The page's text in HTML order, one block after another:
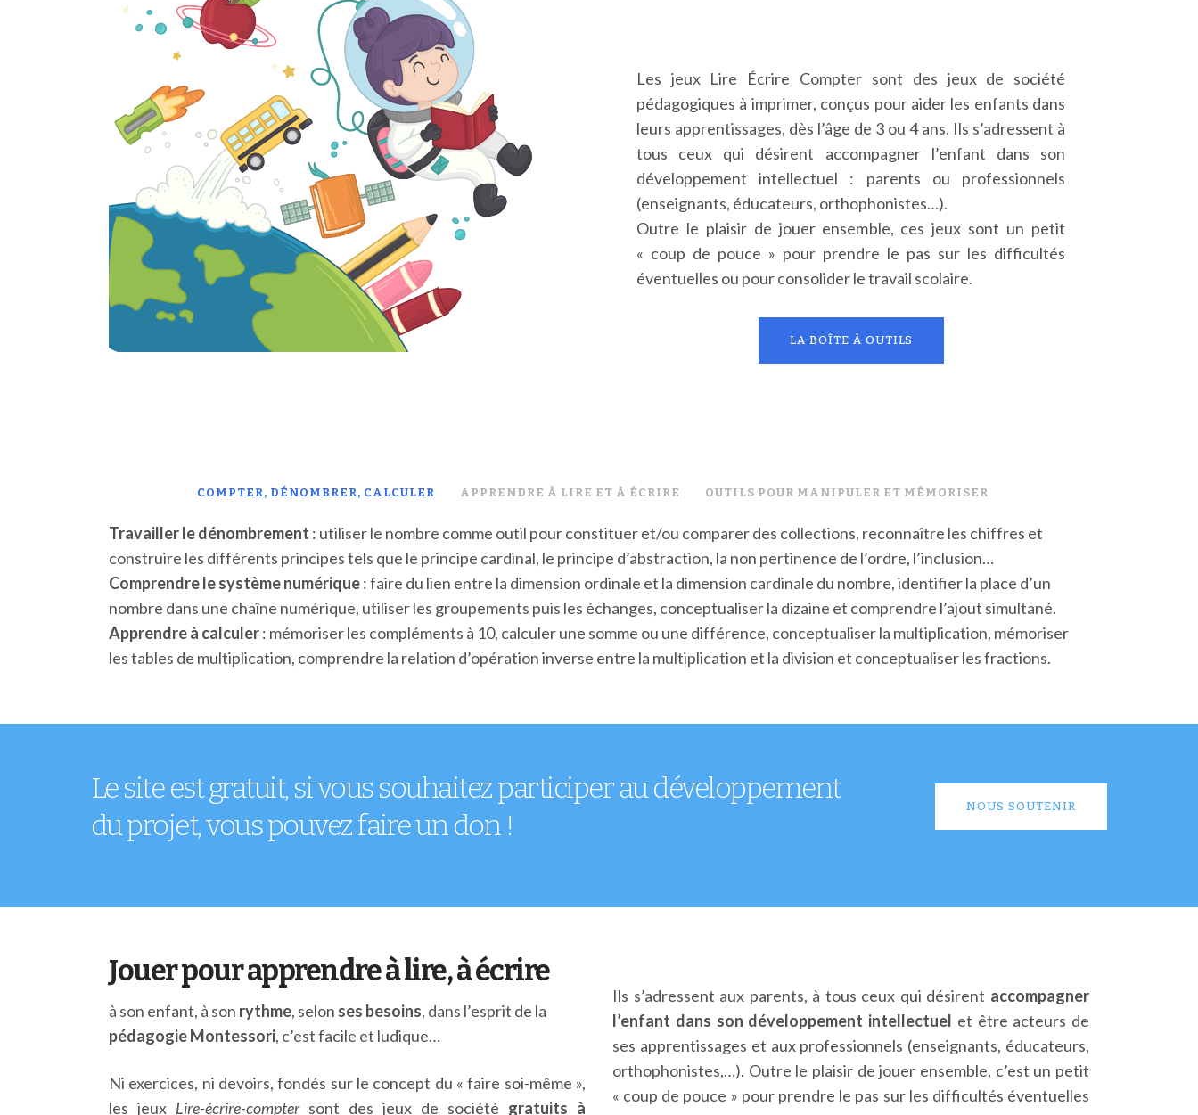
Les jeux Lire Écrire Compter sont des jeux de société
pédagogiques à imprimer, conçus pour aider les enfants dans
leurs apprentissages, dès l’âge de 3 ou 4 ans. Ils s’adressent à
tous ceux qui désirent accompagner l’enfant dans son
développement intellectuel : parents ou professionnels
(enseignants, éducateurs, orthophonistes…).
Outre le plaisir de jouer ensemble, ces jeux sont un petit
« coup de pouce » pour prendre le pas sur les difficultés
éventuelles ou pour consolider le travail scolaire.
LA BOÎTE À OUTILS
COMPTER, DÉNOMBRER, CALCULER APPRENDRE À LIRE ET À ÉCRIRE OUTILS POUR MANIPULER ET MÉMORISER
Travailler le dénombrement : utiliser le nombre comme outil pour constituer et/ou comparer des collections, reconnaître les chiffres et
construire les différents principes tels que le principe cardinal, le principe d’abstraction, la non pertinence de l’ordre, l’inclusion…
Comprendre le système numérique: faire du lien entre la dimension ordinale et la dimension cardinale du nombre, identifier la place d’un
nombre dans une chaîne numérique, utiliser les groupements puis les échanges, conceptualiser la dizaine et comprendre l’ajout simultané.
Apprendre à calculer: mémoriser les compléments à 10, calculer une somme ou une différence, conceptualiser la multiplication, mémoriser
les tables de multiplication, comprendre la relation d’opération inverse entre la multiplication et la division et conceptualiser les fractions.
Le site est gratuit, si vous souhaitez participer au développement
du projet, vous pouvez faire un don !
NOUS SOUTENIR
Jouer pour apprendre à lire, à écrire
à son enfant, à son rythme, selon ses besoins, dans l’esprit de la
pédagogie Montessori, c’est facile et ludique…
Ni exercices, ni devoirs, fondés sur le concept du « faire soi-même »,
les jeux Lire-écrire-compter sont des jeux de société gratuits à
Ils s’adressent aux parents, à tous ceux qui désirent accompagner
l’enfant dans son développement intellectuel et être acteurs de
ses apprentissages et aux professionnels (enseignants, éducateurs,
orthophonistes,…). Outre le plaisir de jouer ensemble, c’est un petit
« coup de pouce » pour prendre le pas sur les difficultés éventuelles